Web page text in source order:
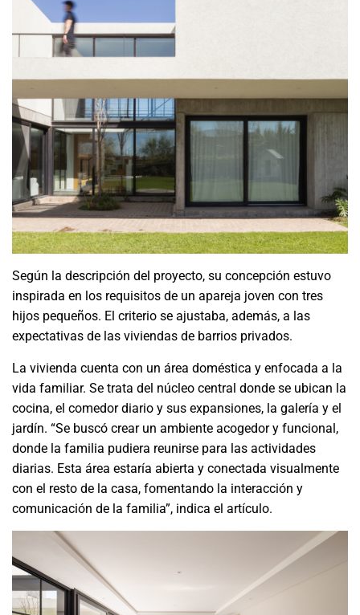
Según la descripción del proyecto, su concepción estuvo
inspirada en los requisitos de un apareja joven con tres
hijos pequeños. El criterio se ajustaba, además, a las
expectativas de las viviendas de barrios privados.
La vivienda cuenta con un área doméstica y enfocada a la
vida familiar. Se trata del núcleo central donde se ubican la
cocina, el comedor diario y sus expansiones, la galería y el
jardín. “Se buscó crear un ambiente acogedor y funcional,
donde la familia pudiera reunirse para las actividades
diarias. Esta área estaría abierta y conectada visualmente
con el resto de la casa, fomentando la interacción y
comunicación de la familia”, indica el artículo.